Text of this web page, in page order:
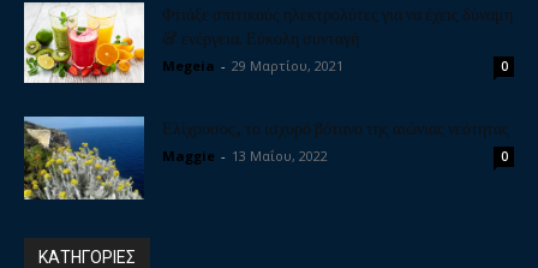
Φτιάξε σπιτικούς ηλεκτρολύτες για να έχεις δύναμη
& ενέργεια. Εύκολη συνταγή
Megeia - 29 Μαρτίου, 2021 0
Ελίχρυσος, το ισχυρό βότανο της αιώνιας νεότητας
Maggie - 13 Μαΐου, 2022 0
ΚΑΤΗΓΟΡΙΕΣ